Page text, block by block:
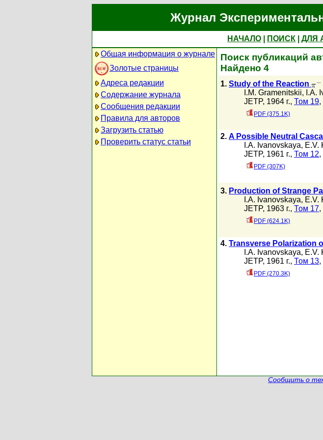
Журнал
НАЧАЛО ПОИСК ДЛЯ
Общая информация о журнале
Золотые страницы
Адреса редакции
Содержание журнала
Сообщения редакции
Правила для авторов
Загрузить статью
Проверить статус статьи
Поиск публикаций
Найдено 4
1. Study of the Reaction
I.M. Gramenitskii, I.A.
JETP, 1964 г., Том 19,
PDF (375.1K)
2. A Possible Neutral
I.A. Ivanovskaya, E.V.
JETP, 1961 г., Том 12,
PDF (307K)
3. Production of Strange
I.A. Ivanovskaya, E.V.
JETP, 1963 г., Том 17,
PDF (624.1K)
4. Transverse Polarization
I.A. Ivanovskaya, E.V.
JETP, 1961 г., Том 13,
PDF (270.3K)
Сообщить о